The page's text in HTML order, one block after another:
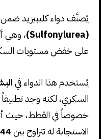
يُصنَّف دواء كليبيزيد
(Sulfonylurea)
، وهي
على خفض مستويات
يُستخدم هذا الدواء في
السكري، لكنه وجد
خصوصاً في القطط، حيث
الاستجابة له تتراوح بين44% – 65%